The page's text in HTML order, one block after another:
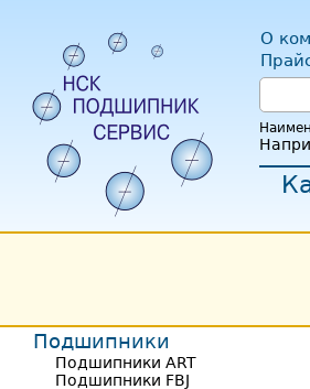
О
Подшипники
Подшипники ART
Подшипники FBJ